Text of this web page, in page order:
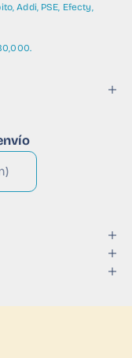
Addi, PSE, Efecty,